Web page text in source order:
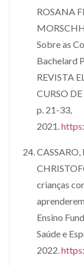
ROSANA
Sobre as
Bachelard
REVISTA
CURSO
p. 21-33,
2021.
CASSARO,
crianças
Ensino
Saúde e
2022.